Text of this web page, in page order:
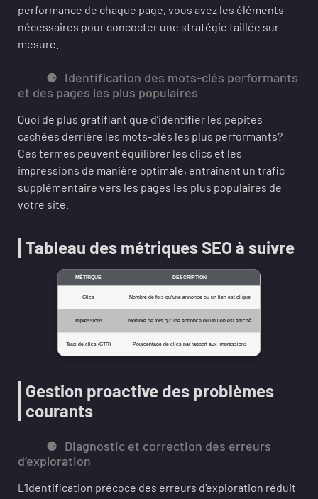
performance de chaque page, vous avez les éléments
nécessaires pour concocter une stratégie taillée sur
mesure.
Identification des mots-clés performants
et des pages les plus populaires
Quoi de plus gratifiant que d’identifier les pépites
cachées derrière les mots-clés les plus performants?
Ces termes peuvent équilibrer les clics et les
impressions de manière optimale, entraînant un trafic
supplémentaire vers les pages les plus populaires de
votre site.
Tableau des métriques SEO à suivre
MÉTRIQUE DESCRIPTION
Clics Nombre de fois qu’une annonce ou un lien est cliqué
Impressions Nombre de fois qu’une annonce ou un lien est affiché
Taux de clics (CTR) Pourcentage de clics par rapport aux impressions
Gestion proactive des problèmes
courants
Diagnostic et correction des erreurs
d’exploration
L’identification précoce des erreurs d’exploration réduit